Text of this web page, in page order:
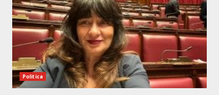
Politica